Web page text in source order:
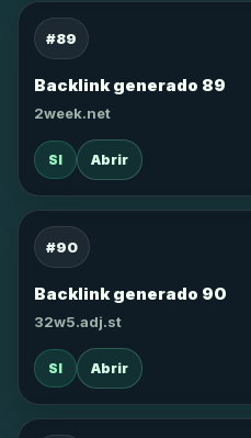
#89
Backlink generado 89
2week.net
SI Abrir
#90
Backlink generado 90
32w5.adj.st
SI Abrir